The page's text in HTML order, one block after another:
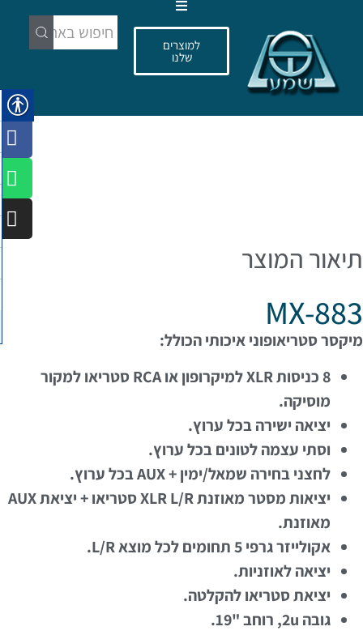
עמוד הבית
פרויקטים
למוצרים
שלנו
תיאור המוצר
MX-883
מיקסר סטריאופוני איכותי הכולל:
8 כניסות XLR למיקרופון או RCA סטריאו למקור
מוסיקה.
יציאה ישירה בכל ערוץ.
וסתי עצמה לטונים בכל ערוץ.
לחצני בחירה שמאל/ימין + AUX בכל ערוץ.
יציאות מסטר מאוזנת XLR L/R סטריאו + יציאת AUX
מאוזנת.
אקולייזר גרפי 5 תחומים לכל מוצא L/R.
יציאה לאוזניות.
יציאת סטריאו להקלטה.
גובה 2u, רוחב "19.